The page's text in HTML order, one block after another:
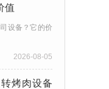
值
设备？它的价
2026-08-05
烤肉设备